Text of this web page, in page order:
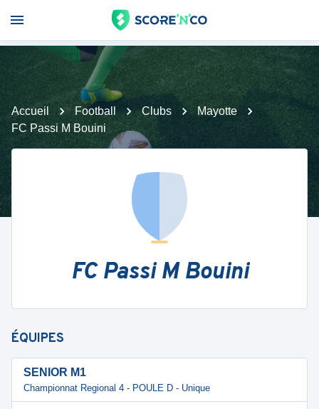
Accueil Football Clubs
Mayotte
FC Passi M Bouini
FC Passi M Bouini
ÉQUIPES
SENIOR M1
Championnat Regional 4 - POULE D - Unique